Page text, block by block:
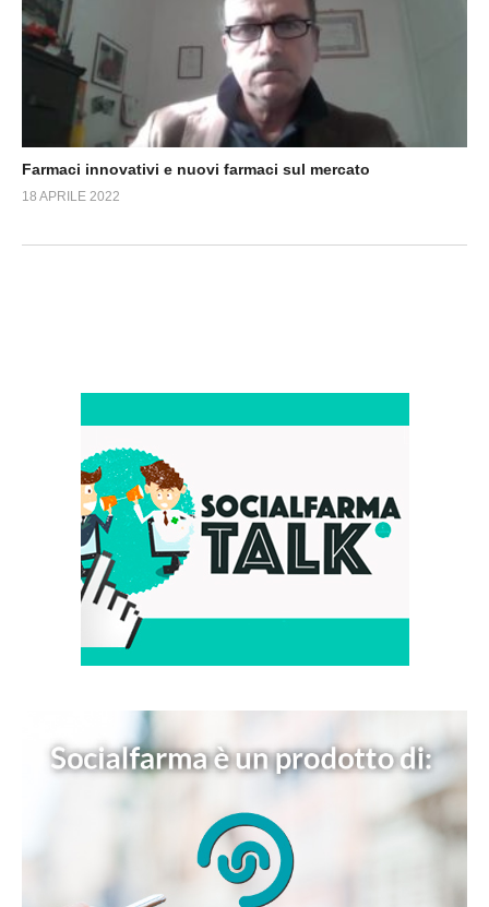
Farmaci innovativi e nuovi farmaci sul mercato
18 APRILE 2022